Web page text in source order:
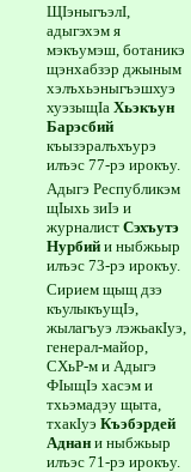
ЩIэныгъэлI,
адыгэхэм я
мэкъумэш, ботаникэ
щэнхабзэр джыным
хэлъхьэныгъэшхуэ
хуэзыщIаХьэкъун
Барэсбий
къызэралъхъурэ
илъэс 77-рэ ирокъу.
Адыгэ Республикэм
щIыхь зиIэ и
журналистСэхъутэ
Нурбий и ныбжьыр
илъэс 73-рэ ирокъу.
Сирием щыщ дзэ
къулыкъущIэ,
жылагъуэ лэжьакIуэ,
генерал-майор,
СХьР-м и Адыгэ
ФIыщIэ хасэм и
тхьэмадэу щыта,
тхакIуэКъэбэрдей
Аднан и ныбжьыр
илъэс 71-рэ ирокъу.